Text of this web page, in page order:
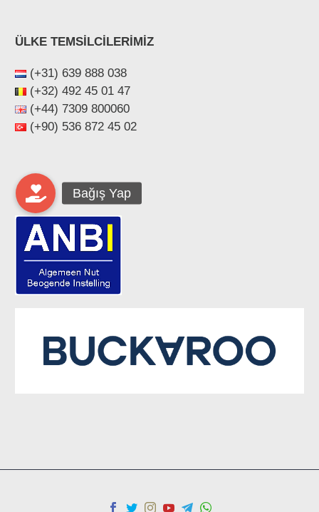
ÜLKE TEMSİLCİLERİMİZ
(+31) 639 888 038
(+32) 492 45 01 47
(+44) ‪7309 800060‬
(+90) 536 872 45 02